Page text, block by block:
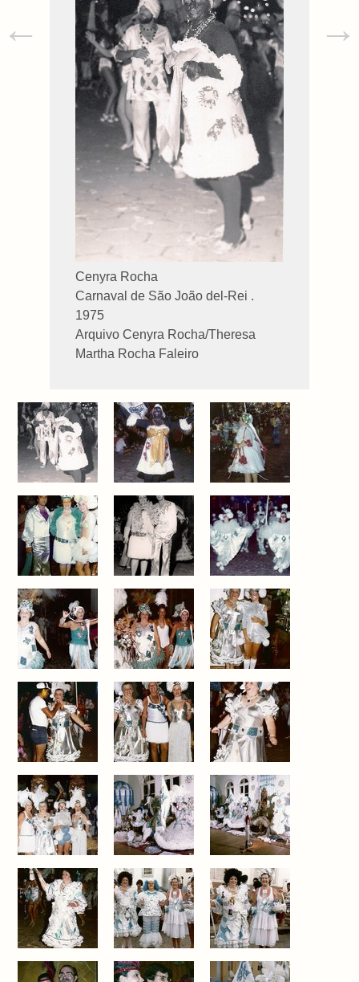
Cenyra Rocha
Carnaval de São João del-Rei .
1975
Arquivo Cenyra Rocha/Theresa
Martha Rocha Faleiro
← →